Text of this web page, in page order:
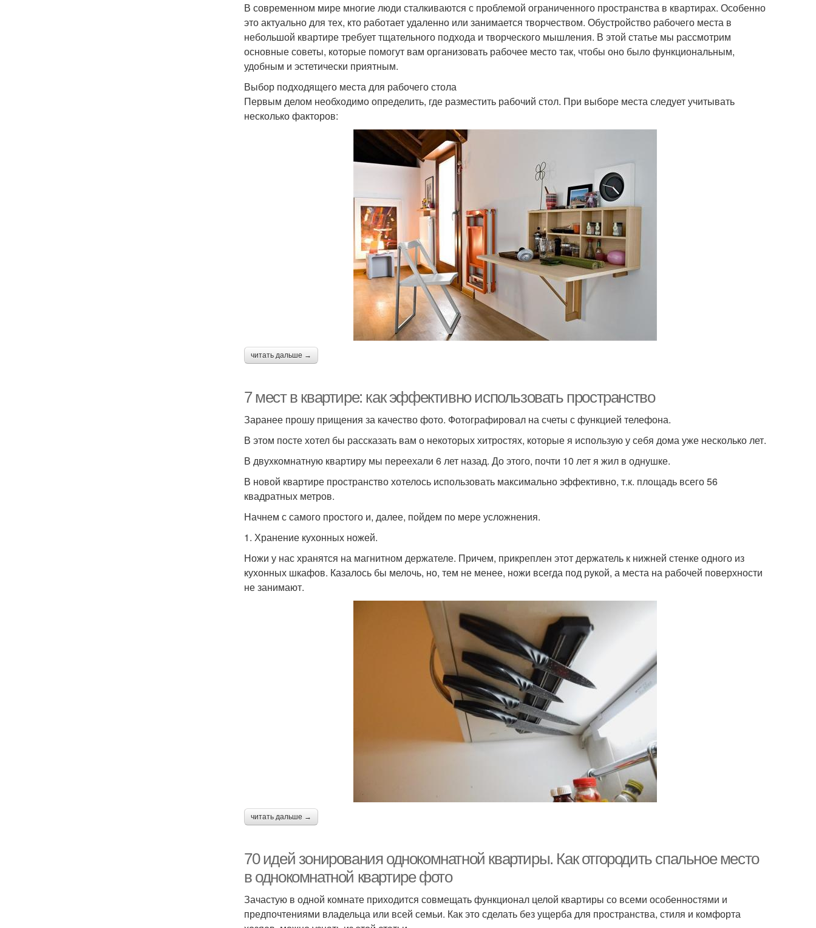
В современном мире многие люди сталкиваются с проблемой ограниченного пространства в квартирах. Особенно
это актуально для тех, кто работает удаленно или занимается творчеством. Обустройство рабочего места в
небольшой квартире требует тщательного подхода и творческого мышления. В этой статье мы рассмотрим
основные советы, которые помогут вам организовать рабочее место так, чтобы оно было функциональным,
удобным и эстетически приятным.
Выбор подходящего места для рабочего стола
Первым делом необходимо определить, где разместить рабочий стол. При выборе места следует учитывать
несколько факторов:
читать дальше →
7 мест в квартире: как эффективно использовать пространство
Заранее прошу прищения за качество фото. Фотографировал на счеты с функцией телефона.
В этом посте хотел бы рассказать вам о некоторых хитростях, которые я использую у себя дома уже несколько лет.
В двухкомнатную квартиру мы переехали 6 лет назад. До этого, почти 10 лет я жил в однушке.
В новой квартире пространство хотелось использовать максимально эффективно, т.к. площадь всего 56
квадратных метров.
Начнем с самого простого и, далее, пойдем по мере усложнения.
1. Хранение кухонных ножей.
Ножи у нас хранятся на магнитном держателе. Причем, прикреплен этот держатель к нижней стенке одного из
кухонных шкафов. Казалось бы мелочь, но, тем не менее, ножи всегда под рукой, а места на рабочей поверхности
не занимают.
читать дальше →
70 идей зонирования однокомнатной квартиры. Как отгородить спальное место
в однокомнатной квартире фото
Зачастую в одной комнате приходится совмещать функционал целой квартиры со всеми особенностями и
предпочтениями владельца или всей семьи. Как это сделать без ущерба для пространства, стиля и комфорта